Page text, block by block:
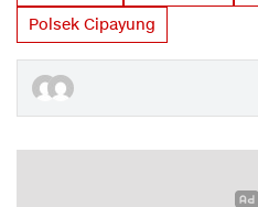
Polsek Cipayung